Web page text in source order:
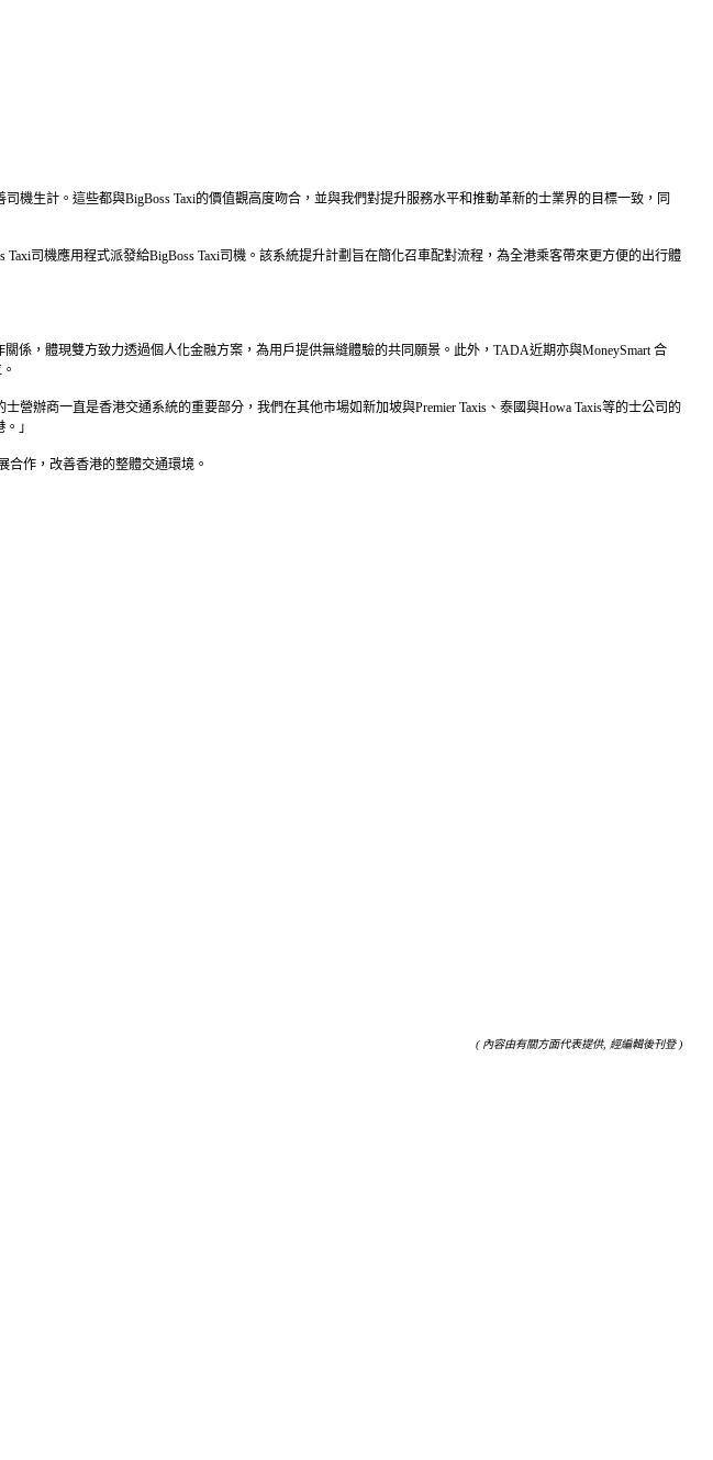
生計。這些都與BigBoss Taxi的價值觀高度吻合，並與我們對提升服務水平和推動革新的士業界的目標一致，同
司機應用程式派發給BigBoss Taxi司機。該系統提升計劃旨在簡化召車配對流程，為全港乘客帶來更方便的出行體
，體現雙方致力透過個人化金融方案，為用戶提供無縫體驗的共同願景。此外，TADA近期亦與MoneySmart 合
辦商一直是香港交通系統的重要部分，我們在其他市場如新加坡與Premier Taxis、泰國與Howa Taxis等的士公司的
」
合作，改善香港的整體交通環境。
( 內容由有關方面代表提供, 經編輯後刊登 )